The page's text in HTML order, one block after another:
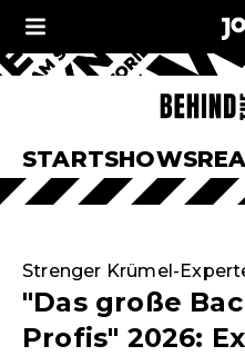
STARTSHOWS
Strenger Krümel-
"Das große
Profis" 2026: